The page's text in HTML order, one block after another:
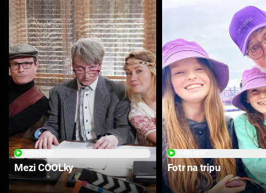
Mezi COOLky Fotr na tripu